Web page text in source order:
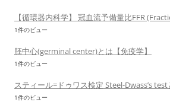
【循環器内科学】 冠血流予備量比FFR
1件のビュー
胚中心(germinal center)とは【免疫学】
1件のビュー
スティール=ドゥワス検定 Steel-Dwass’s test
1件のビュー